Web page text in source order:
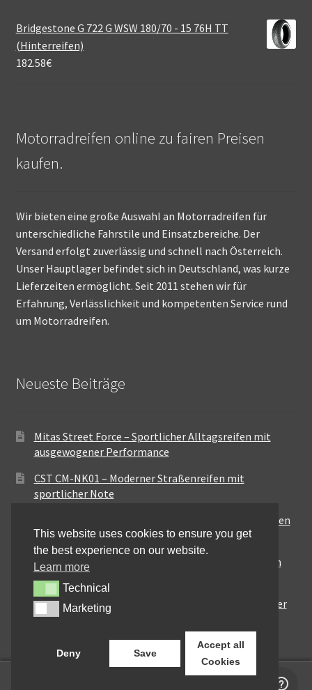
Bridgestone G 722 G WSW 180/70 - 15 76H TT
(Hinterreifen)
182.58€
Motorradreifen online zu fairen Preisen
kaufen.
Wir bieten eine große Auswahl an Motorradreifen für
unterschiedliche Fahrstile und Einsatzbereiche. Der
Versand erfolgt zuverlässig und schnell nach Österreich.
Unser Hauptlager befindet sich in Deutschland, was kurze
Lieferzeiten ermöglicht. Seit 2011 stehen wir für
Erfahrung, Verlässlichkeit und kompetenten Service rund
um Motorradreifen.
Neueste Beiträge
Mitas Street Force – Sportlicher Alltagsreifen mit
ausgewogener Performance
CST CM-NK01 – Moderner Straßenreifen mit
sportlicher Note
Maxxis MA-ST3 – Ausgewogener Sport-Touring-Reifen
für vielseitige Einsätze
Pirelli City Demon – Zuverlässigkeit für den urbanen
Alltag
Metzeler Perfect ME77 – Klassische Optik mit solider
Straßenperformance
This website uses cookies to ensure you get
the best experience on our website.
Learn more
TechnicalTechnical
MarketingMarketing
Deny Save
Accept all
Cookies